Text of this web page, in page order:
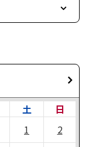
土
日
1
2